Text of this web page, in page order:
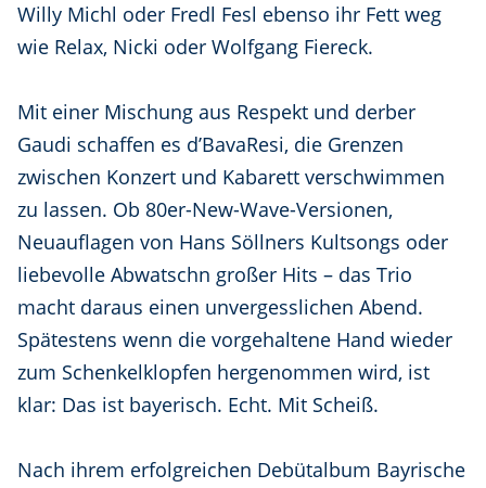
Willy Michl oder Fredl Fesl ebenso ihr Fett weg
wie Relax, Nicki oder Wolfgang Fiereck.
Mit einer Mischung aus Respekt und derber
Gaudi schaffen es d’BavaResi, die Grenzen
zwischen Konzert und Kabarett verschwimmen
zu lassen. Ob 80er-New-Wave-Versionen,
Neuauflagen von Hans Söllners Kultsongs oder
liebevolle Abwatschn großer Hits – das Trio
macht daraus einen unvergesslichen Abend.
Spätestens wenn die vorgehaltene Hand wieder
zum Schenkelklopfen hergenommen wird, ist
klar: Das ist bayerisch. Echt. Mit Scheiß.
Nach ihrem erfolgreichen Debütalbum Bayrische